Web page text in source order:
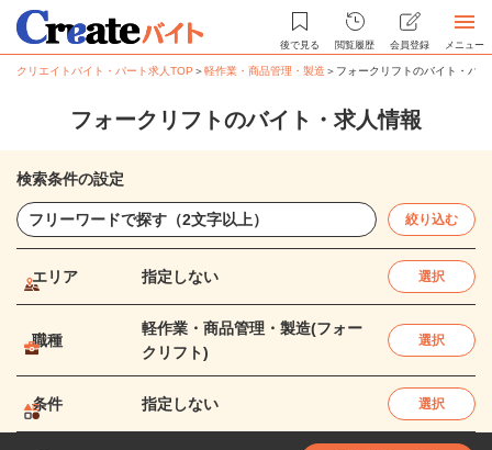
後で見る 閲覧履歴 会員登録 メニュー
クリエイトバイト・パート求人TOP ＞軽作業・商品管理・製造 ＞ フォークリフトのバイト・パ
フォークリフトのバイト・求人情報
検索条件の設定
絞り込む
エリア 指定しない 選択
職種
軽作業・商品管理・製造(フォー
クリフト)
選択
条件 指定しない 選択